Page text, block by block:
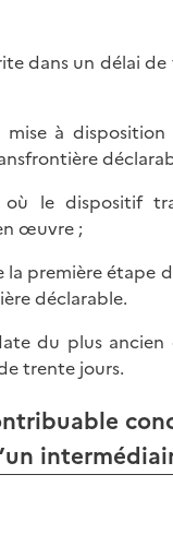
dans un délai
à disposition
le dispositif
œuvre ;
première étape
déclarable.
du plus ancien
trente jours.